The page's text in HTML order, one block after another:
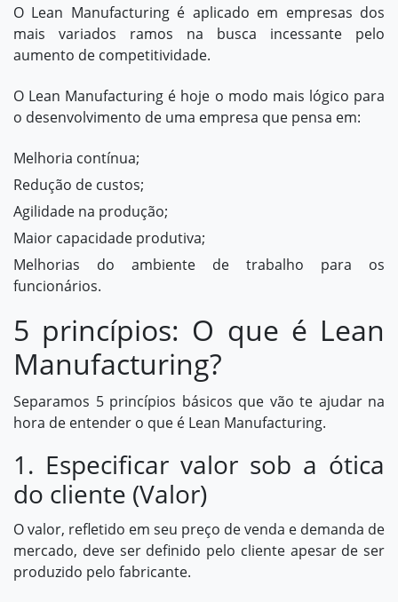
O Lean Manufacturing é aplicado em empresas dos
mais variados ramos na busca incessante pelo
aumento de competitividade.
O Lean Manufacturing é hoje o modo mais lógico para
o desenvolvimento de uma empresa que pensa em:
Melhoria contínua;
Redução de custos;
Agilidade na produção;
Maior capacidade produtiva;
Melhorias do ambiente de trabalho para os
funcionários.
5 princípios: O que é Lean
Manufacturing?
Separamos 5 princípios básicos que vão te ajudar na
hora de entender o que é Lean Manufacturing.
1. Especificar valor sob a ótica
do cliente (Valor)
O valor, refletido em seu preço de venda e demanda de
mercado, deve ser definido pelo cliente apesar de ser
produzido pelo fabricante.